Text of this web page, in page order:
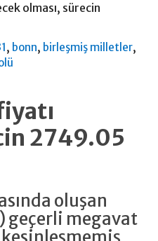
olması, sürecin
, bonn, birleşmiş milletler,
2749.05
oluşan
geçerli megavat